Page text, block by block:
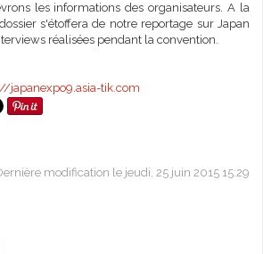
les informations des organisateurs. A la
s'étoffera de notre reportage sur Japan
réalisées pendant la convention.
japanexpo9.asia-tik.com
modification le jeudi, 25 juin 2015 15:29